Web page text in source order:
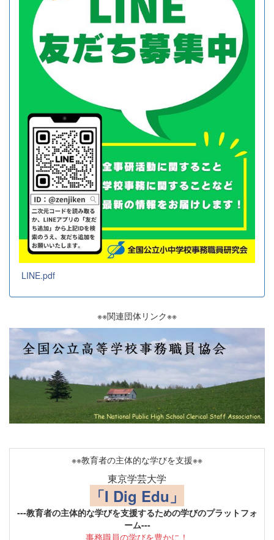
LINE.pdf
※※関連団体リンク※※
※※教育者の主体的な学びを支援※※
東京学芸大学
「I Dig Edu」
---教育者の主体的な学びを支援するための学びのプラットフォ
ーム---
事務職員の学びを豊かに！